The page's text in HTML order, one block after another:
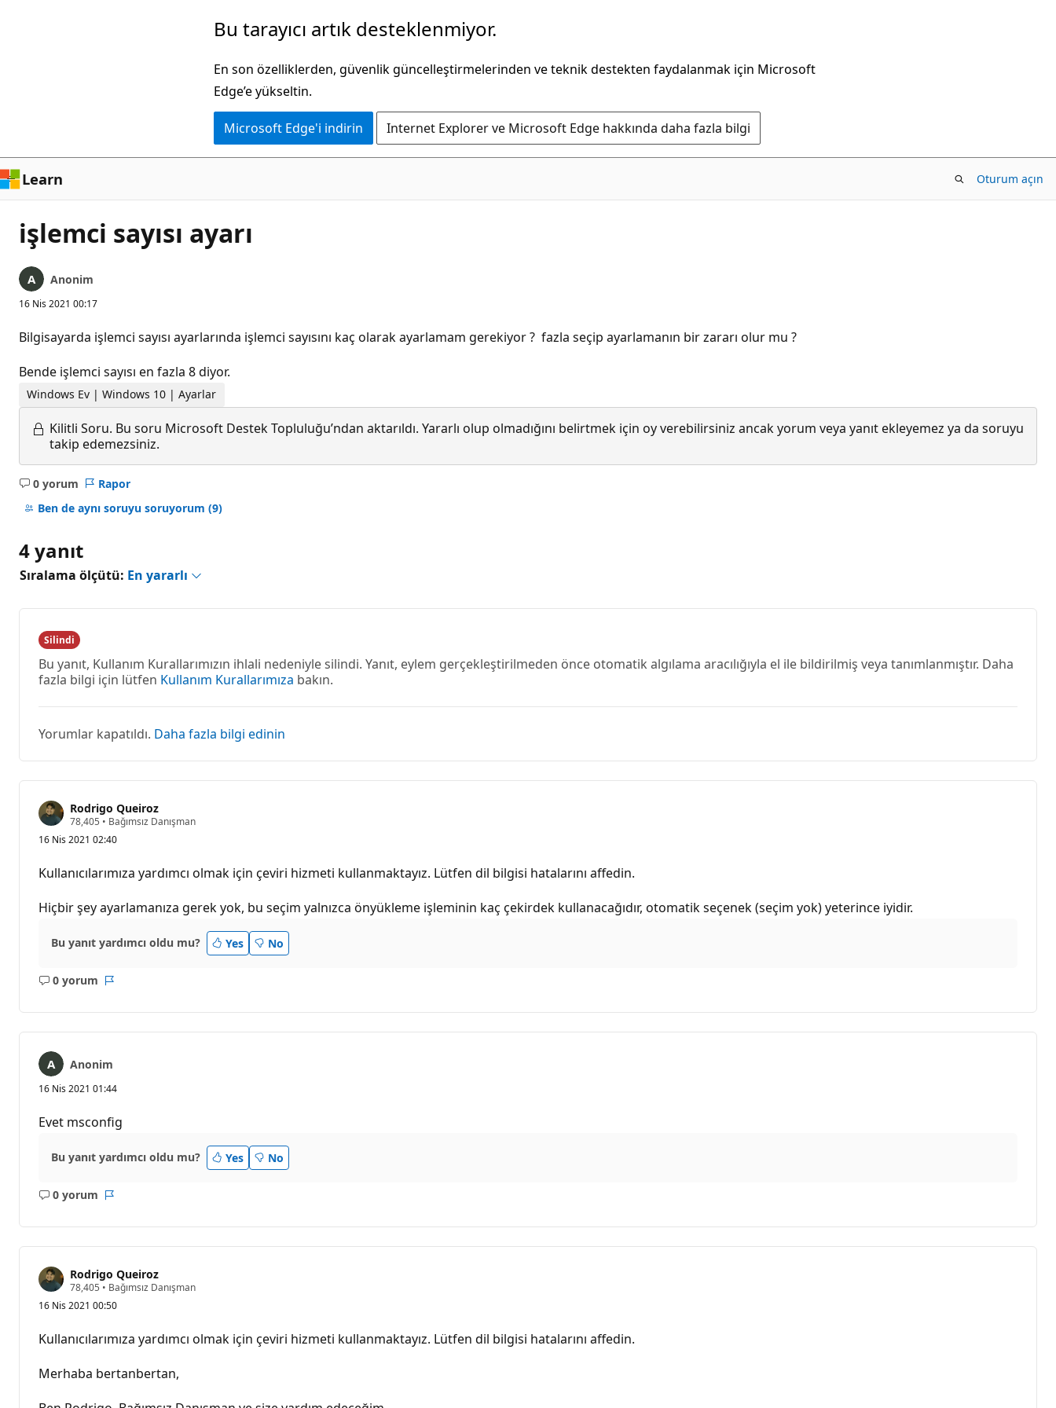
Bu tarayıcı artık desteklenmiyor.
En son özelliklerden, güvenlik güncelleştirmelerinden ve teknik destekten faydalanmak için Microsoft
Edge’e yükseltin.
Microsoft Edge'i indirin Internet Explorer ve Microsoft Edge hakkında daha fazla bilgi
Learn Oturum açın
işlemci sayısı ayarı
Anonim
16 Nis 2021 00:17
Bilgisayarda işlemci sayısı ayarlarında işlemci sayısını kaç olarak ayarlamam gerekiyor ? fazla seçip ayarlamanın bir zararı olur mu ?
Bende işlemci sayısı en fazla 8 diyor.
Windows Ev | Windows 10 | Ayarlar
Kilitli Soru. Bu soru Microsoft Destek Topluluğu’ndan aktarıldı. Yararlı olup olmadığını belirtmek için oy verebilirsiniz ancak yorum veya yanıt ekleyemez ya da soruyu
takip edemezsiniz.
0 yorum
Açıklama
yok
Rapor
Ben de aynı soruyu soruyorum (9)
4 yanıt
Sıralama ölçütü: En yararlı
Silindi
Bu yanıt, Kullanım Kurallarımızın ihlali nedeniyle silindi. Yanıt, eylem gerçekleştirilmeden önce otomatik algılama aracılığıyla el ile bildirilmiş veya tanımlanmıştır. Daha
fazla bilgi için lütfen Kullanım Kurallarımıza bakın.
Yorumlar kapatıldı. Daha fazla bilgi edinin
Rodrigo Queiroz
78,405 S
y
ı
n
ı
k
u
a
• Bağımsız Danışman
16 Nis 2021 02:40
Kullanıcılarımıza yardımcı olmak için çeviri hizmeti kullanmaktayız. Lütfen dil bilgisi hatalarını affedin.
Hiçbir şey ayarlamanıza gerek yok, bu seçim yalnızca önyükleme işleminin kaç çekirdek kullanacağıdır, otomatik seçenek (seçim yok) yeterince iyidir.
Bu yanıt yardımcı oldu mu? Yes No
0 yorum
Açıklama
Anonim
16 Nis 2021 01:44
Evet msconfig
Bu yanıt yardımcı oldu mu? Yes No
0 yorum
Açıklama
Rodrigo Queiroz
78,405 S
y
ı
n
ı
k
u
• Bağımsız Danışman
16 Nis 2021 00:50
Kullanıcılarımıza yardımcı olmak için çeviri hizmeti kullanmaktayız. Lütfen dil bilgisi hatalarını affedin.
Merhaba bertanbertan,